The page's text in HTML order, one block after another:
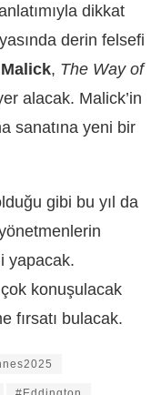
dikkat
derin felsefi
, The Way of
alacak. Malick’in
sanatına yeni bir
gibi bu yıl da
yapacak.
çok konuşulacak
fırsatı bulacak.